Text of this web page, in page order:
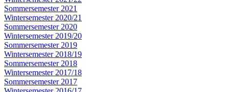
Sommersemester 2021
Wintersemester 2020/21
Sommersemester 2020
Wintersemester 2019/20
Sommersemester 2019
Wintersemester 2018/19
Sommersemester 2018
Wintersemester 2017/18
Sommersemester 2017